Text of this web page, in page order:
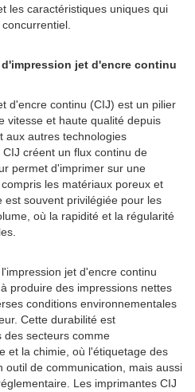
les caractéristiques uniques qui
jet d'encre continu
d'encre continu (CIJ) est un pilier
vitesse et haute qualité depuis
aux autres technologies
créent un flux continu de
permet d'imprimer sur une
les matériaux poreux et
est souvent privilégiée pour les
où la rapidité et la régularité
jet d'encre continu
produire des impressions nettes
conditions environnementales
Cette durabilité est
des secteurs comme
et la chimie, où l'étiquetage des
outil de communication, mais aussi
Les imprimantes CIJ